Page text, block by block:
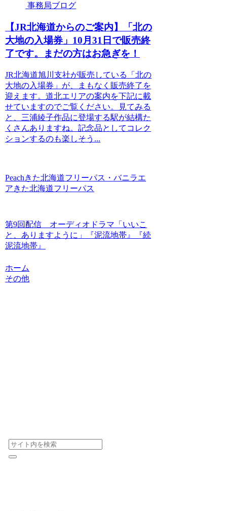
事務局ブログ
【JR北海道からのご案内】「北の
大地の入場券」10月31日で販売終
了です。まだの方はお急ぎを！
JR北海道旭川支社が販売している「北の
大地の入場券」が、まもなく販売終了を
迎えます。道北エリアの案内を下記に載
せていますのでご覧ください。見てみる
と、三浦綾子作品に登場する駅が結構た
くさんありますね。記念品としてコレク
ションするのも楽しそう...
Peachきた北海道フリーパス・バニラエ
アきた北海道フリーパス
第9回配信 オーディオドラマ「いいこ
と、ありますように」『泥流地帯』『続
泥流地帯』
ホーム
その他